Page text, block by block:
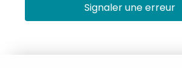
Signaler une erreur